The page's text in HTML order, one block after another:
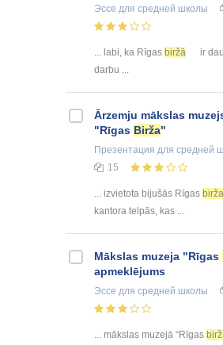
Эссе для средней школы
... labi, ka Rīgas biržā
ir
darbu ...
Ārzemju mākslas
"Rīgas Birža"
Презентация для средней
15
... izvietota bijušās Rīgas
kantora telpās, kas ...
Mākslas muzeja "Rīgas
apmeklējums
Эссе для средней школы
... mākslas muzejā “Rīgas